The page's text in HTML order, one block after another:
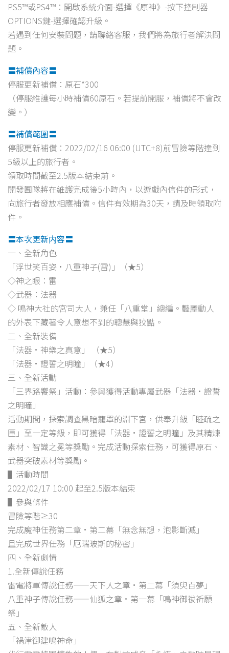
PS5™或PS4™：開啟系統介面-選擇《原神》-按下控制器
OPTIONS鍵-選擇確認升級。
若遇到任何安裝問題，請聯絡客服，我們將為旅行者解決問
題。
〓補償內容〓
停服更新補償：原石*300
（停服維護每小時補償60原石。若提前開服，補償將不會改
變。）
〓補償範圍〓
停服更新補償：2022/02/16 06:00 (UTC+8)前冒險等階達到
5級以上的旅行者。
領取時間截至2.5版本結束前。
開發團隊將在維護完成後5小時內，以遊戲內信件的形式，
向旅行者發放相應補償。信件有效期為30天，請及時領取附
件。
〓本次更新内容〓
一、全新角色
「浮世笑百姿·八重神子(雷)」（★5）
◇神之眼：雷
◇武器：法器
◇ 鳴神大社的宮司大人，兼任「八重堂」總編。豔麗動人
的外表下藏著令人意想不到的聰慧與狡黠。
二、全新裝備
「法器·神樂之真意」 （★5）
「法器·證誓之明瞳」（★4）
三、全新活動
「三界路饗祭」活動：參與獲得活動專屬武器「法器·證誓
之明瞳」
活動期間，探索調查黑暗籠罩的淵下宮，供奉升級「睦疏之
匣」至一定等級，即可獲得「法器·證誓之明瞳」及其精煉
素材、智識之冕等獎勵。完成活動探索任務，可獲得原石、
武器突破素材等獎勵。
▌活動時間
2022/02/17 10:00 起至2.5版本結束
▌參與條件
冒險等階≥30
完成魔神任務第二章·第二幕「無念無想，泡影斷滅」
且完成世界任務「厄瑞玻斯的秘密」
四、全新劇情
1.全新傳說任務
雷電將軍傳說任務——天下人之章·第二幕「須臾百夢」
八重神子傳說任務——仙狐之章·第一幕「鳴神御祓祈願
祭」
五、全新敵人
「禍津御建鳴神命」